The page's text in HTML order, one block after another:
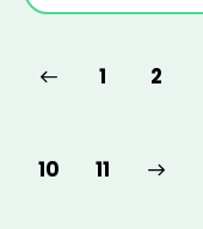
1 2
10
11
→